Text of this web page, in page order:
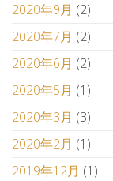
2020年9月 (2)
2020年7月 (2)
2020年6月 (2)
2020年5月 (1)
2020年3月 (3)
2020年2月 (1)
2019年12月 (1)